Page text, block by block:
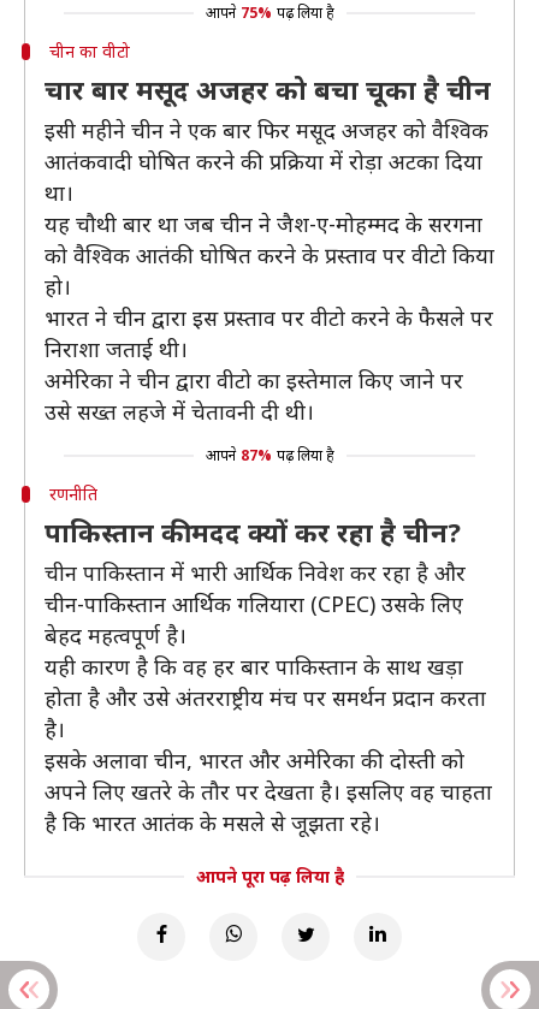
आपने 75% पढ़ लिया है
चीन का वीटो
चार बार मसूद अजहर को बचा चूका है चीन
इसी महीने चीन ने एक बार फिर मसूद अजहर को वैश्विक
आतंकवादी घोषित करने की प्रक्रिया में रोड़ा अटका दिया
था।
यह चौथी बार था जब चीन ने जैश-ए-मोहम्मद के सरगना
को वैश्विक आतंकी घोषित करने के प्रस्ताव पर वीटो किया
हो।
भारत ने चीन द्वारा इस प्रस्ताव पर वीटो करने के फैसले पर
निराशा जताई थी।
अमेरिका ने चीन द्वारा वीटो का इस्तेमाल किए जाने पर
उसे सख्त लहजे में चेतावनी दी थी।
आपने 87% पढ़ लिया है
रणनीति
पाकिस्तान की मदद क्यों कर रहा है चीन?
चीन पाकिस्तान में भारी आर्थिक निवेश कर रहा है और
चीन-पाकिस्तान आर्थिक गलियारा (CPEC) उसके लिए
बेहद महत्वपूर्ण है।
यही कारण है कि वह हर बार पाकिस्तान के साथ खड़ा
होता है और उसे अंतरराष्ट्रीय मंच पर समर्थन प्रदान करता
है।
इसके अलावा चीन, भारत और अमेरिका की दोस्ती को
अपने लिए खतरे के तौर पर देखता है। इसलिए वह चाहता
है कि भारत आतंक के मसले से जूझता रहे।
आपने पूरा पढ़ लिया है